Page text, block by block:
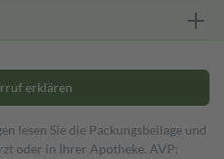
erklären
lesen Sie die Packungsbeilage und
oder in Ihrer Apotheke. AVP: